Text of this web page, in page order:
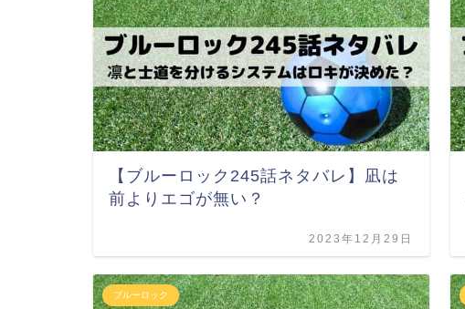
【ブルーロック245話ネタバレ】凪は
前よりエゴが無い？
2023年12月29日
ブルーロック